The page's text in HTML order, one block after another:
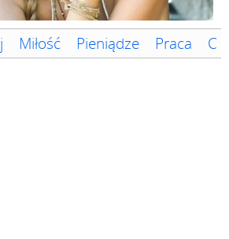
Miłość Pieniądze Praca